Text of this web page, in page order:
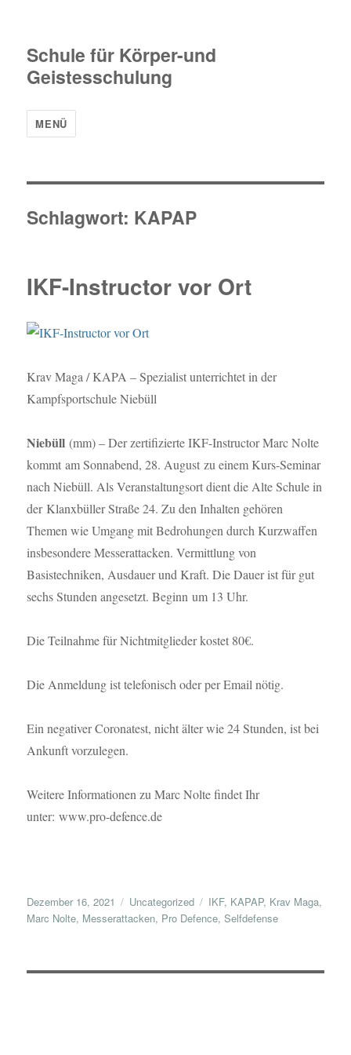
Schule für Körper-und
Geistesschulung
MENÜ
Schlagwort: KAPAP
IKF-Instructor vor Ort
Krav Maga / KAPA – Spezialist unterrichtet in der
Kampfsportschule Niebüll
Niebüll (mm) – Der zertifizierte IKF-Instructor Marc Nolte
kommt am Sonnabend, 28. August zu einem Kurs-Seminar
nach Niebüll. Als Veranstaltungsort dient die Alte Schule in
der Klanxbüller Straße 24. Zu den Inhalten gehören
Themen wie Umgang mit Bedrohungen durch Kurzwaffen
insbesondere Messerattacken. Vermittlung von
Basistechniken, Ausdauer und Kraft. Die Dauer ist für gut
sechs Stunden angesetzt. Beginn um 13 Uhr.
Die Teilnahme für Nichtmitglieder kostet 80€.
Die Anmeldung ist telefonisch oder per Email nötig.
Ein negativer Coronatest, nicht älter wie 24 Stunden, ist bei
Ankunft vorzulegen.
Weitere Informationen zu Marc Nolte findet Ihr
unter: www.pro-defence.de
Veröffentlicht
am
Dezember 16, 2021 Kategorien
Uncategorized Schlagwörter
IKF, KAPAP, Krav Maga,
Marc Nolte, Messerattacken, Pro Defence,Selfdefense